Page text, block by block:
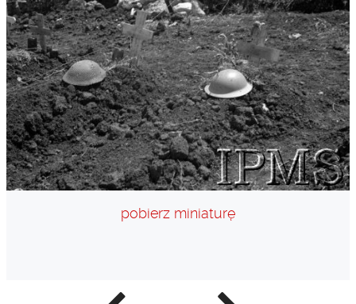
Poprzednie
Następne
pobierz miniaturę